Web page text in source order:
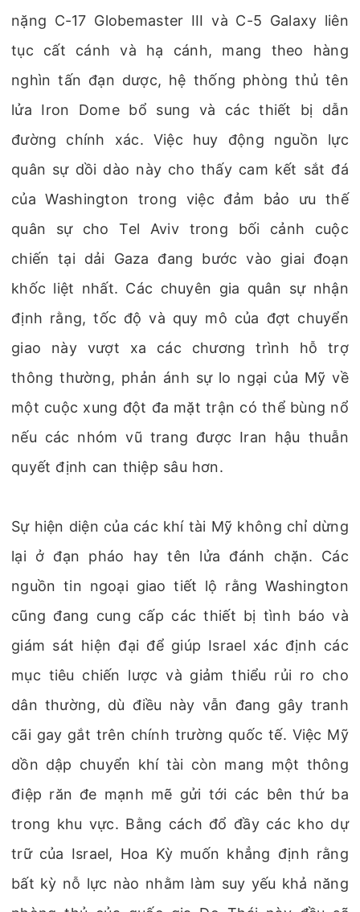
nặng C-17 Globemaster III và C-5 Galaxy liên
tục cất cánh và hạ cánh, mang theo hàng
nghìn tấn đạn dược, hệ thống phòng thủ tên
lửa Iron Dome bổ sung và các thiết bị dẫn
đường chính xác. Việc huy động nguồn lực
quân sự dồi dào này cho thấy cam kết sắt đá
của Washington trong việc đảm bảo ưu thế
quân sự cho Tel Aviv trong bối cảnh cuộc
chiến tại dải Gaza đang bước vào giai đoạn
khốc liệt nhất. Các chuyên gia quân sự nhận
định rằng, tốc độ và quy mô của đợt chuyển
giao này vượt xa các chương trình hỗ trợ
thông thường, phản ánh sự lo ngại của Mỹ về
một cuộc xung đột đa mặt trận có thể bùng nổ
nếu các nhóm vũ trang được Iran hậu thuẫn
quyết định can thiệp sâu hơn.
Sự hiện diện của các khí tài Mỹ không chỉ dừng
lại ở đạn pháo hay tên lửa đánh chặn. Các
nguồn tin ngoại giao tiết lộ rằng Washington
cũng đang cung cấp các thiết bị tình báo và
giám sát hiện đại để giúp Israel xác định các
mục tiêu chiến lược và giảm thiểu rủi ro cho
dân thường, dù điều này vẫn đang gây tranh
cãi gay gắt trên chính trường quốc tế. Việc Mỹ
dồn dập chuyển khí tài còn mang một thông
điệp răn đe mạnh mẽ gửi tới các bên thứ ba
trong khu vực. Bằng cách đổ đầy các kho dự
trữ của Israel, Hoa Kỳ muốn khẳng định rằng
bất kỳ nỗ lực nào nhằm làm suy yếu khả năng